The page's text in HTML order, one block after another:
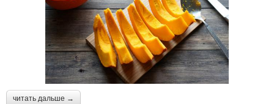
читать дальше →